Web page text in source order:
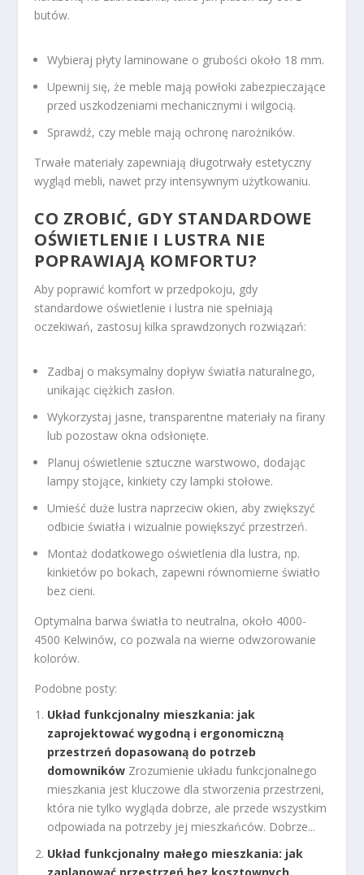
butów.
Wybieraj płyty laminowane o grubości około 18 mm.
Upewnij się, że meble mają powłoki zabezpieczające
przed uszkodzeniami mechanicznymi i wilgocią.
Sprawdź, czy meble mają ochronę narożników.
Trwałe materiały zapewniają długotrwały estetyczny
wygląd mebli, nawet przy intensywnym użytkowaniu.
CO ZROBIĆ, GDY STANDARDOWE
OŚWIETLENIE I LUSTRA NIE
POPRAWIAJĄ KOMFORTU?
Aby poprawić komfort w przedpokoju, gdy
standardowe oświetlenie i lustra nie spełniają
oczekiwań, zastosuj kilka sprawdzonych rozwiązań:
Zadbaj o maksymalny dopływ światła naturalnego,
unikając ciężkich zasłon.
Wykorzystaj jasne, transparentne materiały na firany
lub pozostaw okna odsłonięte.
Planuj oświetlenie sztuczne warstwowo, dodając
lampy stojące, kinkiety czy lampki stołowe.
Umieść duże lustra naprzeciw okien, aby zwiększyć
odbicie światła i wizualnie powiększyć przestrzeń.
Montaż dodatkowego oświetlenia dla lustra, np.
kinkietów po bokach, zapewni równomierne światło
bez cieni.
Optymalna barwa światła to neutralna, około 4000-
4500 Kelwinów, co pozwala na wierne odwzorowanie
kolorów.
Podobne posty:
Układ funkcjonalny mieszkania: jak
zaprojektować wygodną i ergonomiczną
przestrzeń dopasowaną do potrzeb
domowników Zrozumienie układu funkcjonalnego
mieszkania jest kluczowe dla stworzenia przestrzeni,
która nie tylko wygląda dobrze, ale przede wszystkim
odpowiada na potrzeby jej mieszkańców. Dobrze...
Układ funkcjonalny małego mieszkania: jak